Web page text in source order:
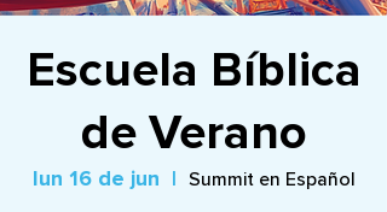
Escuela Bíblica
de Verano
lun 16 de jun
  |
Summit en Español